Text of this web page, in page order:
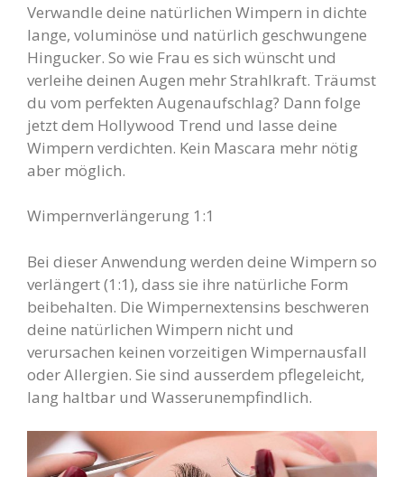
Verwandle deine natürlichen Wimpern in dichte
lange, voluminöse und natürlich geschwungene
Hingucker. So wie Frau es sich wünscht und
verleihe deinen Augen mehr Strahlkraft. Träumst
du vom perfekten Augenaufschlag? Dann folge
jetzt dem Hollywood Trend und lasse deine
Wimpern verdichten. Kein Mascara mehr nötig
aber möglich.
Wimpernverlängerung 1:1
Bei dieser Anwendung werden deine Wimpern so
verlängert (1:1), dass sie ihre natürliche Form
beibehalten. Die Wimpernextensins beschweren
deine natürlichen Wimpern nicht und
verursachen keinen vorzeitigen Wimpernausfall
oder Allergien. Sie sind ausserdem pflegeleicht,
lang haltbar und Wasserunempfindlich.